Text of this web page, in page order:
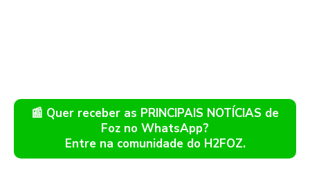
📰 Quer receber as PRINCIPAIS NOTÍCIAS de
Foz no WhatsApp?
Entre na comunidade do H2FOZ.